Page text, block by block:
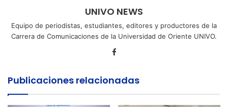
UNIVO NEWS
Equipo de periodistas, estudiantes, editores y productores de la
Carrera de Comunicaciones de la Universidad de Oriente UNIVO.
Facebook
Publicaciones relacionadas